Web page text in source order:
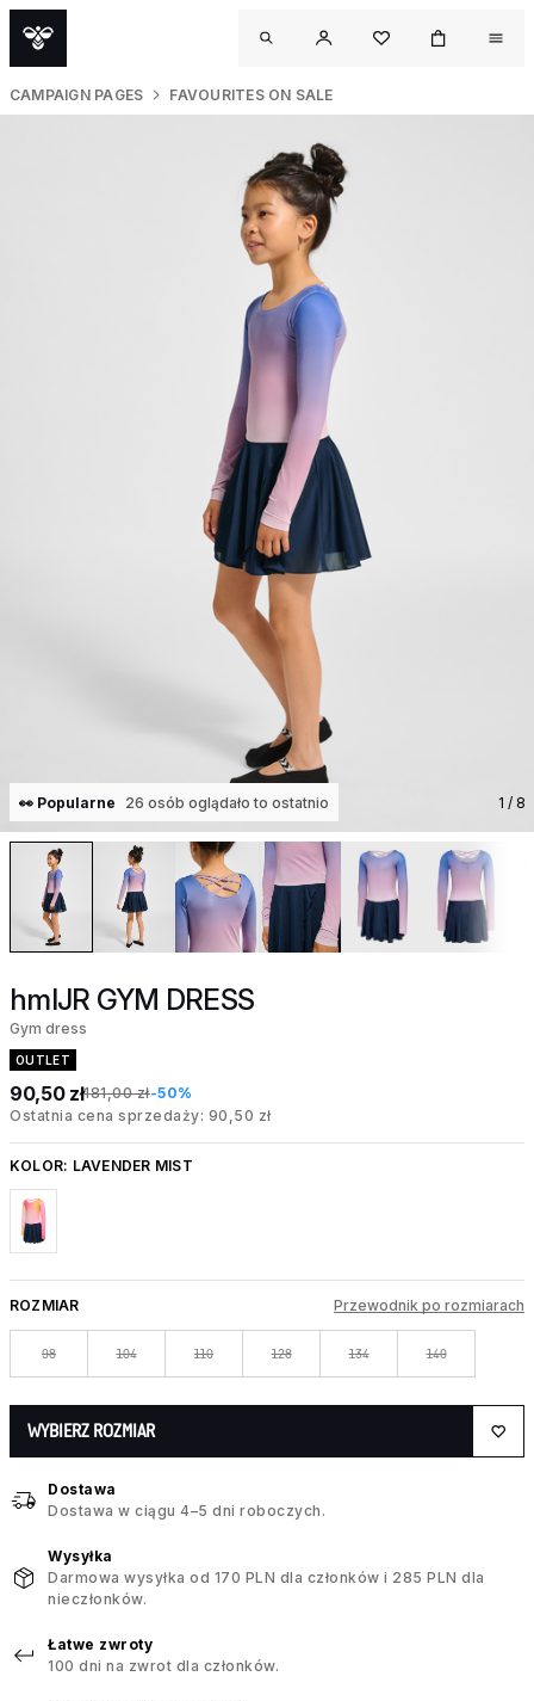
CAMPAIGN PAGES FAVOURITES ON SALE
👀 Popularne 26 osób oglądało to ostatnio 1 / 8
hmlJR GYM DRESS
Gym dress
OUTLET
90,50 zł181,00 zł-50%
Ostatnia cena sprzedaży: 90,50 zł
KOLOR: LAVENDER MIST
ROZMIAR Przewodnik po rozmiarach
98 104 110 128 134 140
WYBIERZ ROZMIAR
Dostawa
Dostawa w ciągu 4–5 dni roboczych.
Wysyłka
Darmowa wysyłka od 170 PLN dla członków i 285 PLN dla
nieczłonków.
Łatwe zwroty
100 dni na zwrot dla członków.